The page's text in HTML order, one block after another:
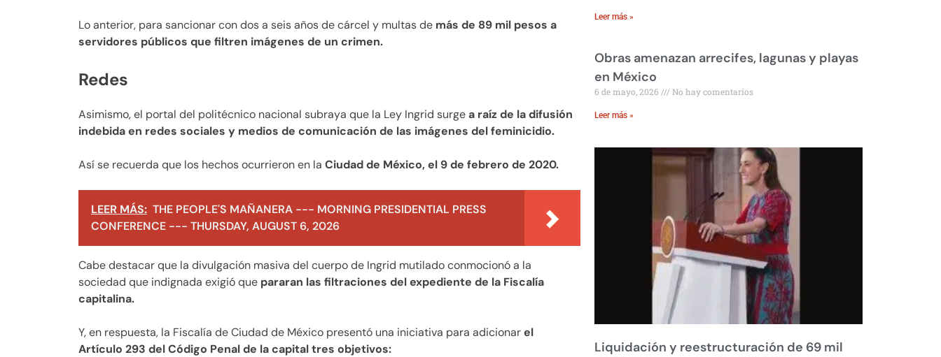
Lo anterior, para sancionar con dos a seis años de cárcel y multas de más de 89 mil pesos a
servidores públicos que filtren imágenes de un crimen.
Redes
Asimismo, el portal del politécnico nacional subraya que la Ley Ingrid surgea raíz de la difusión
indebida en redes sociales y medios de comunicación de las imágenes del feminicidio.
Así se recuerda que los hechos ocurrieron en la Ciudad de México, el 9 de febrero de 2020.
LEER MÁS: THE PEOPLE'S MAÑANERA --- MORNING PRESIDENTIAL PRESS
CONFERENCE --- THURSDAY, AUGUST 6, 2026
Cabe destacar que la divulgación masiva del cuerpo de Ingrid mutilado conmocionó a la
sociedad que indignada exigió que pararan las filtraciones del expediente de la Fiscalía
capitalina.
Y, en respuesta, la Fiscalía de Ciudad de México presentó una iniciativa para adicionarel
Artículo 293 del Código Penal de la capital tres objetivos:
Leer más »
Obras amenazan arrecifes, lagunas y playas
en México
6 de mayo, 2026 No hay comentarios
Leer más »
Liquidación y reestructuración de 69 mil